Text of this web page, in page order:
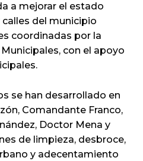
a mejorar el estado
del municipio
coordinadas por la
con el apoyo
se han desarrollado en
Comandante Franco,
Doctor Mena y
de limpieza, desbroce,
y adecentamiento